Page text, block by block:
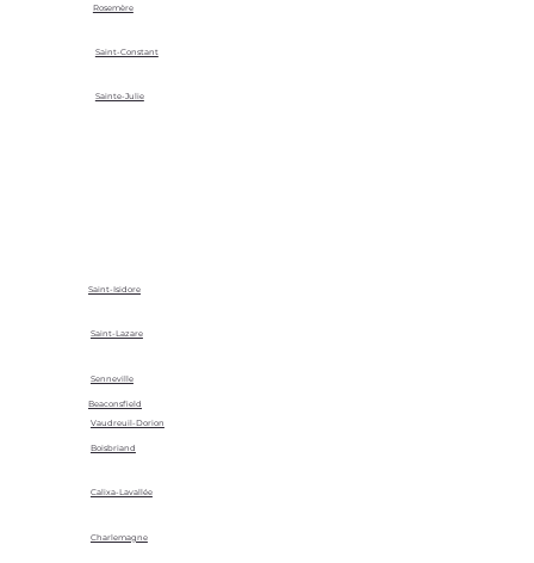
Rosemère
Saint-Constant
Sainte-Julie
Saint-Isidore
Saint-Lazare
Senneville
Vaudreuil-Dorion
Beaconsfield
Boisbriand
Calixa-Lavallée
Charlemagne